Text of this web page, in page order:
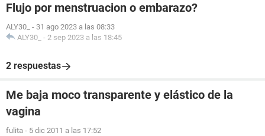
Flujo por menstruacion o embarazo?
ALY30_ - 31 ago 2023 a las 08:33
ALY30_ - 2 sep 2023 a las 18:45
2 respuestas
Me baja moco transparente y elástico de la
vagina
fulita - 5 dic 2011 a las 17:52